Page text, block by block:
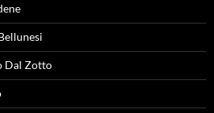
Dal Zotto